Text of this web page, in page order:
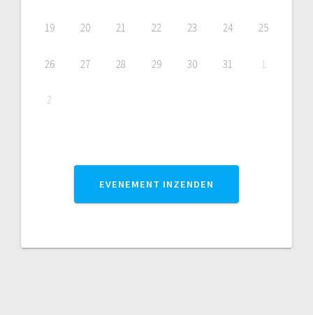
19 20 21 22 23 24 25
26 27 28 29 30 31 1
2
EVENEMENT INZENDEN